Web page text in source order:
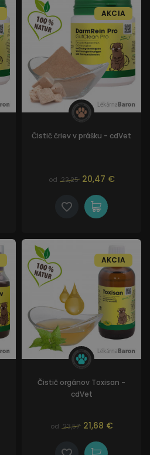
Čistič čriev v prášku - cdVet
od 22,25 20,47 €
AKCIA
Čistič orgánov Toxisan -
cdVet
od 23,57 21,68 €
AKCIA